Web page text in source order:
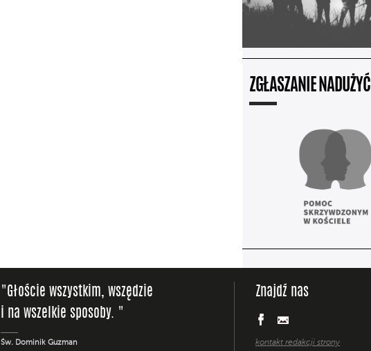
ZGŁASZANIE NADUŻYĆ
"Głoście wszystkim, wszędzie
i na wszelkie sposoby. "
Św. Dominik Guzman
Znajdź nas
kontakt redakcji strony